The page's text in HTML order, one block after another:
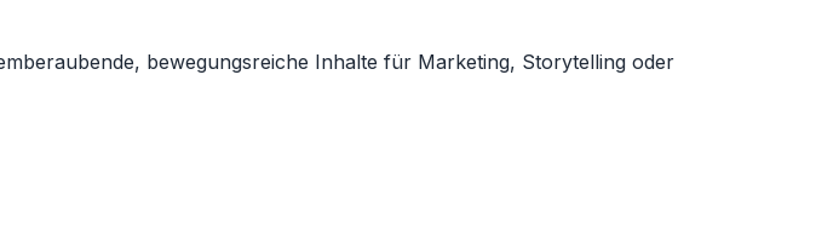
bewegungsreiche Inhalte für Marketing, Storytelling oder